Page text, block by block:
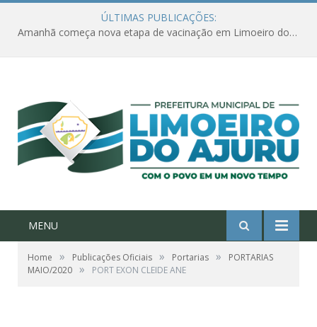
ÚLTIMAS PUBLICAÇÕES:
Amanhã começa nova etapa de vacinação em Limoeiro do Ajuru para idosos com 65 ou mais
MENU
Home » Publicações Oficiais » Portarias »
PORTARIAS
MAIO/2020 » PORT EXON CLEIDE ANE